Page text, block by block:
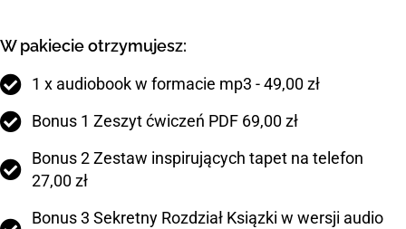
W pakiecie otrzymujesz:
1 x audiobook w formacie mp3 - 49,00 zł
Bonus 1 Zeszyt ćwiczeń PDF 69,00 zł
Bonus 2 Zestaw inspirujących tapet na telefon
27,00 zł
Bonus 3 Sekretny Rozdział Ksiązki w wersji audio